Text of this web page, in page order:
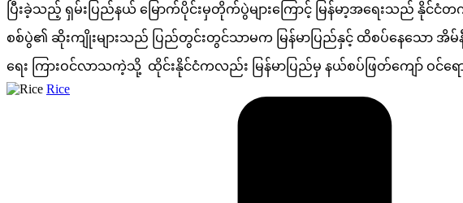
ပြီးခဲ့သည့် ရှမ်းပြည်နယ် မြောက်ပိုင်းမှတိုက်ပွဲများကြောင့် မြန်မာ့အရေးသည် နို
စစ်ပွဲ၏ ဆိုးကျိုးများသည် ပြည်တွင်းတွင်သာမက မြန်မာပြည်နှင့် ထိစပ်နေသော အိမ်
ရေး ကြားဝင်လာသကဲ့သို့ ထိုင်းနိုင်ငံကလည်း မြန်မာပြည်မှ နယ်စပ်ဖြတ်ကျော် ဝင်ရ
Posted Rice